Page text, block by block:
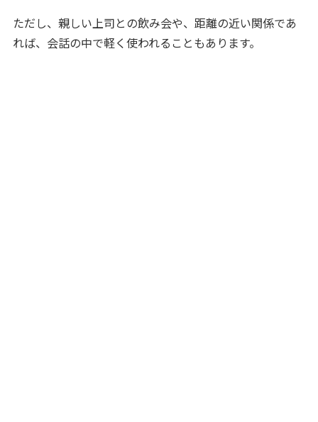
ただし、親しい上司との飲み会や、距離の近い関係であ
れば、会話の中で軽く使われることもあります。